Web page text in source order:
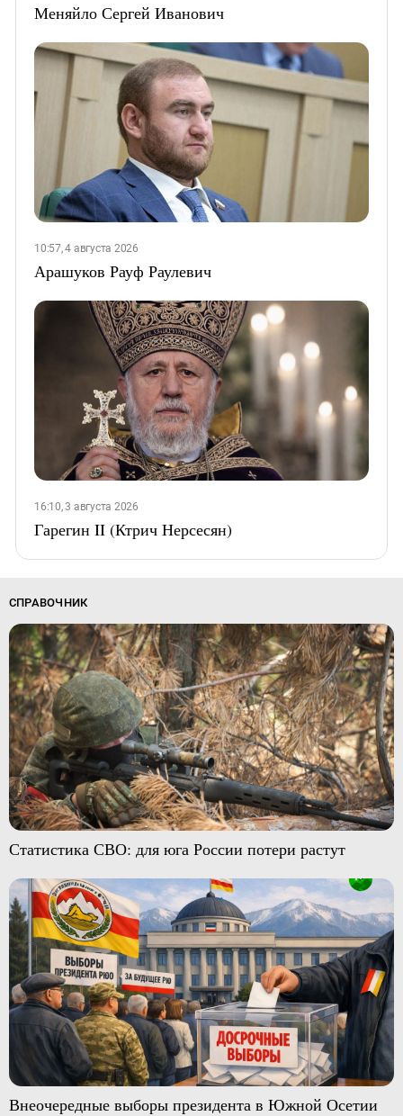
Меняйло Сергей Иванович
10:57, 4 августа 2026
Арашуков Рауф Раулевич
16:10, 3 августа 2026
Гарегин II (Ктрич Нерсесян)
СПРАВОЧНИК
Статистика СВО: для юга России потери растут
Внеочередные выборы президента в Южной Осетии